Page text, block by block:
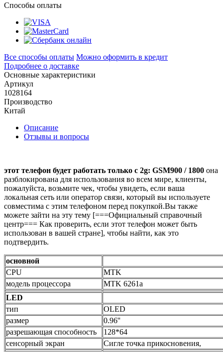
Способы оплаты
Все способы оплаты Можно оформить в кредит
Подробнее о доставке
Основные характеристики
Артикул
1028164
Производство
Китай
Описание
Отзывы и вопросы
этот телефон будет работать только с 2g: GSM900 / 1800 она
разблокирована для использования во всем мире, клиенты,
пожалуйста, возьмите чек, чтобы увидеть, если ваша
локальная сеть или оператор связи, который вы используете
совместима с этим телефоном перед покупкой.Вы также
можете зайти на эту тему [===Официальный справочный
центр=== Как проверить, если этот телефон может быть
использован в вашей стране], чтобы найти, как это
подтвердить.
основной
CPU
MTK
модель процессора
MTK 6261a
LED
тип
OLED
размер
0.96''
разрешающая способность
128*64
сенсорный экран
Сигле точка прикосновения,